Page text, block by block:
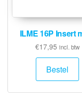
ILME 16P Insert
€17,95 incl. btw
Bestel